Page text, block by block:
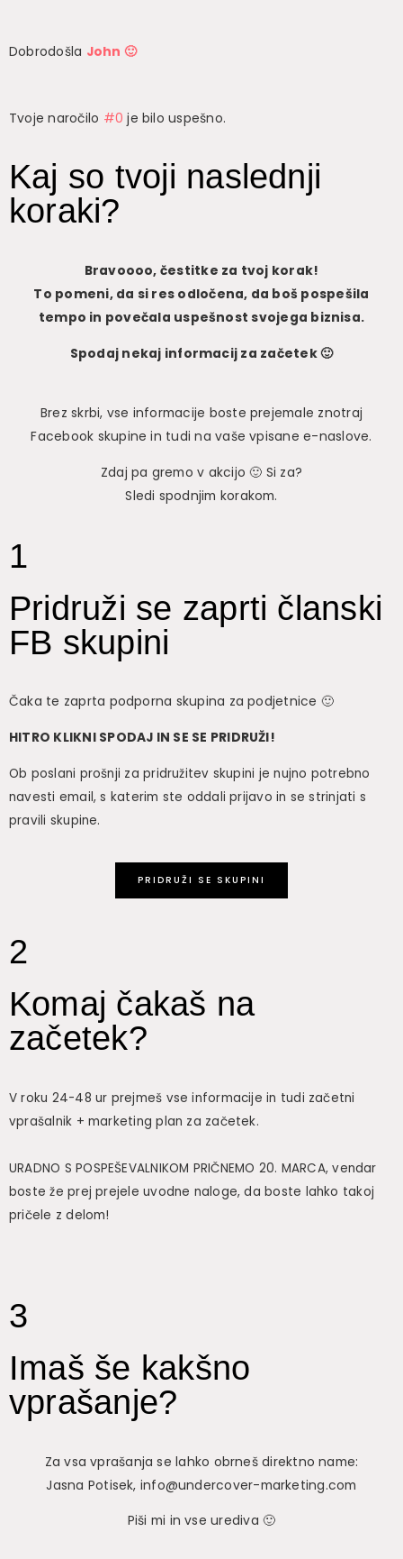
Dobrodošla John 🙂
Tvoje naročilo #0je bilo uspešno.
Kaj so tvoji naslednji
koraki?
Bravoooo, čestitke za tvoj korak!
To pomeni, da si res odločena, da boš pospešila
tempo in povečala uspešnost svojega biznisa.
Spodaj nekaj informacij za začetek 🙂
Brez skrbi, vse informacije boste prejemale znotraj
Facebook skupine in tudi na vaše vpisane e-naslove.
Zdaj pa gremo v akcijo 🙂 Si za?
Sledi spodnjim korakom.
1
Pridruži se zaprti članski
FB skupini
Čaka te zaprta podporna skupina za podjetnice 🙂
HITRO KLIKNI SPODAJ IN SE SE PRIDRUŽI!
Ob poslani prošnji za pridružitev skupini je nujno potrebno
navesti email, s katerim ste oddali prijavo in se strinjati s
pravili skupine.
PRIDRUŽI SE SKUPINI
2
Komaj čakaš na
začetek?
V roku 24-48 ur prejmeš vse informacije in tudi začetni
vprašalnik + marketing plan za začetek.
URADNO S POSPEŠEVALNIKOM PRIČNEMO 20. MARCA, vendar
boste že prej prejele uvodne naloge, da boste lahko takoj
pričele z delom!
3
Imaš še kakšno
vprašanje?
Za vsa vprašanja se lahko obrneš direktno name:
Jasna Potisek, info@undercover-marketing.com
Piši mi in vse urediva 🙂